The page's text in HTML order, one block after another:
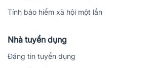
Tính bảo hiểm xã hội một lần
Nhà tuyển dụng
Đăng tin tuyển dụng